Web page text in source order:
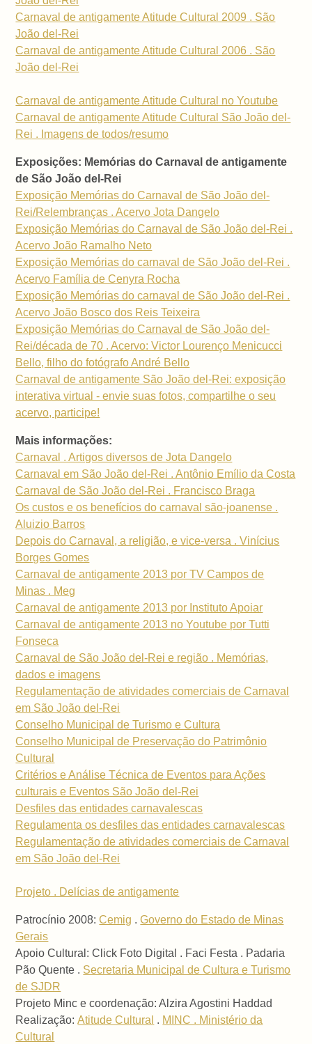
Carnaval de antigamente Atitude Cultural 2009 . São
João del-Rei
Carnaval de antigamente Atitude Cultural 2006 . São
João del-Rei
Carnaval de antigamente Atitude Cultural no Youtube
Carnaval de antigamente Atitude Cultural São João del-
Rei . Imagens de todos/resumo
Exposições: Memórias do Carnaval de antigamente
de São João del-Rei
Exposição Memórias do Carnaval de São João del-
Rei/Relembranças . Acervo Jota Dangelo
Exposição Memórias do Carnaval de São João del-Rei .
Acervo João Ramalho Neto
Exposição Memórias do carnaval de São João del-Rei .
Acervo Família de Cenyra Rocha
Exposição Memórias do carnaval de São João del-Rei .
Acervo João Bosco dos Reis Teixeira
Exposição Memórias do Carnaval de São João del-
Rei/década de 70 . Acervo: Victor Lourenço Menicucci
Bello, filho do fotógrafo André Bello
Carnaval de antigamente São João del-Rei: exposição
interativa virtual - envie suas fotos, compartilhe o seu
acervo, participe!
Mais informações:
Carnaval . Artigos diversos de Jota Dangelo
Carnaval em São João del-Rei . Antônio Emílio da Costa
Carnaval de São João del-Rei . Francisco Braga
Os custos e os benefícios do carnaval são-joanense .
Aluizio Barros
Depois do Carnaval, a religião, e vice-versa . Vinícius
Borges Gomes
Carnaval de antigamente 2013 por TV Campos de
Minas . Meg
Carnaval de antigamente 2013 por Instituto Apoiar
Carnaval de antigamente 2013 no Youtube por Tutti
Fonseca
Carnaval de São João del-Rei e região . Memórias,
dados e imagens
Regulamentação de atividades comerciais de Carnaval
em São João del-Rei
Conselho Municipal de Turismo e Cultura
Conselho Municipal de Preservação do Patrimônio
Cultural
Critérios e Análise Técnica de Eventos para Ações
culturais e Eventos São João del-Rei
Desfiles das entidades carnavalescas
Regulamenta os desfiles das entidades carnavalescas
Regulamentação de atividades comerciais de Carnaval
em São João del-Rei
Projeto . Delícias de antigamente
Patrocínio 2008:Cemig .Governo do Estado de Minas
Gerais
Apoio Cultural: Click Foto Digital . Faci Festa . Padaria
Pão Quente . Secretaria Municipal de Cultura e Turismo
de SJDR
Projeto Minc e coordenação: Alzira Agostini Haddad
Realização:Atitude Cultural . MINC . Ministério da
Cultural